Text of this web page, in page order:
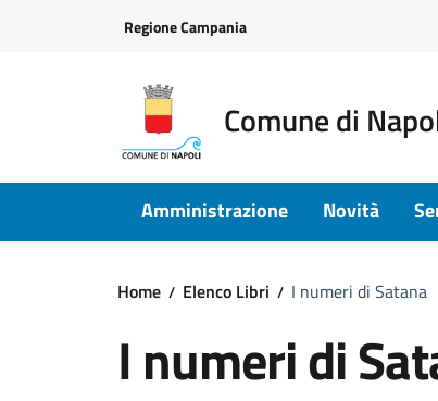
Regione Campania
Comune di
Amministrazione Novità
Home Elenco Libri I numeri di Satana
I numeri di